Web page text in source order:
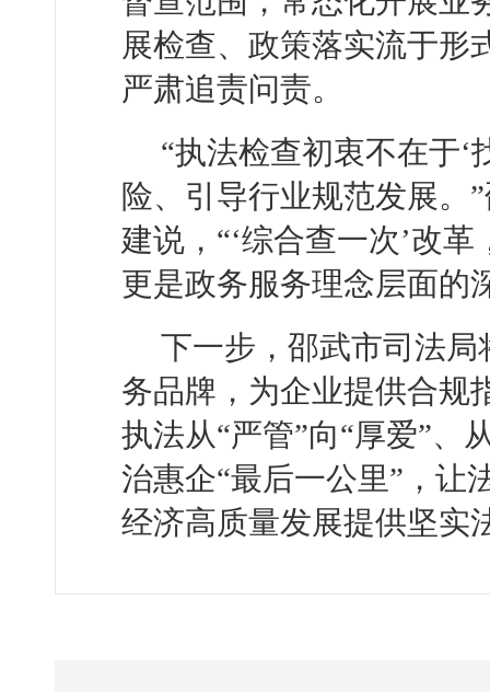
展检查、政策落实流于形
严肃追责问责。
“执法检查初衷不在于‘
险、引导行业规范发展。
建说，“‘综合查一次’改
更是政务服务理念层面的
下一步，邵武市司法局
务品牌，为企业提供合规
执法从“严管”向“厚爱”、
治惠企“最后一公里”，让
经济高质量发展提供坚实